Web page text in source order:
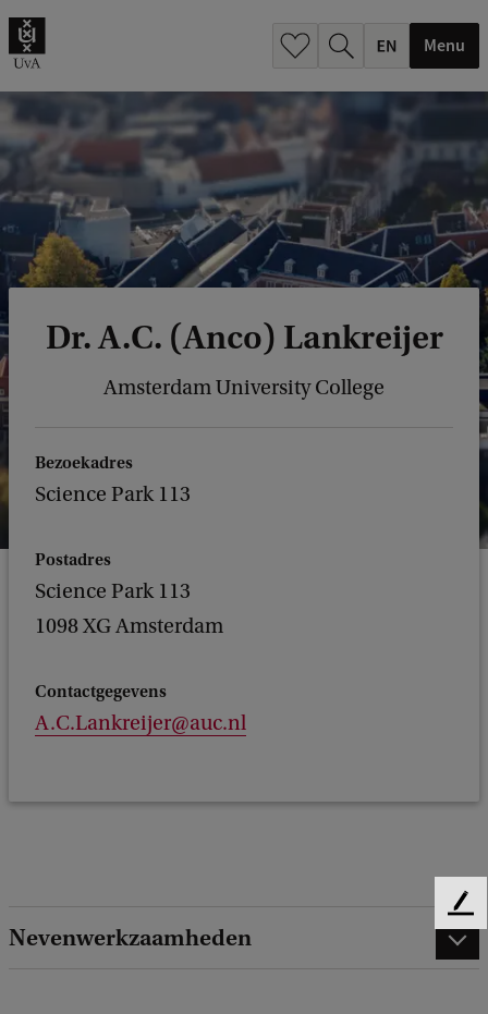
Menu
Dr. A.C. (Anco) Lankreijer
Amsterdam University College
Bezoekadres
Science Park 113
Postadres
Science Park 113
1098 XG Amsterdam
Contactgegevens
A.C.Lankreijer@auc.nl
Nevenwerkzaamheden
F
e
e